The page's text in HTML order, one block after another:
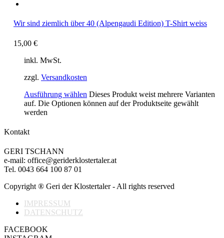
Wir sind ziemlich über 40 (Alpengaudi Edition) T-Shirt weiss
15,00 €
inkl. MwSt.
zzgl. Versandkosten
Ausführung wählen Dieses Produkt weist mehrere Varianten
auf. Die Optionen können auf der Produktseite gewählt
werden
Kontakt
GERI TSCHANN
e-mail: office@geriderklostertaler.at
Tel. 0043 664 100 87 01
Copyright ® Geri der Klostertaler - All rights reserved
IMPRESSUM
DATENSCHUTZ
FACEBOOK